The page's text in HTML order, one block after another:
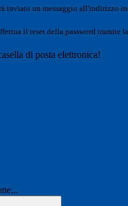
inviato un messaggio all'indirizzo
il reset della password tramite la
di posta elettronica!